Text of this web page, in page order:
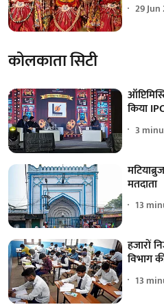
29
कोलकाता सिटी
किया
3
मतदाता
13
हजारों
विभाग
13